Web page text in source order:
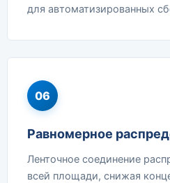
для автоматизированных
06
Равномерное
Ленточное соединение
всей площади, снижая